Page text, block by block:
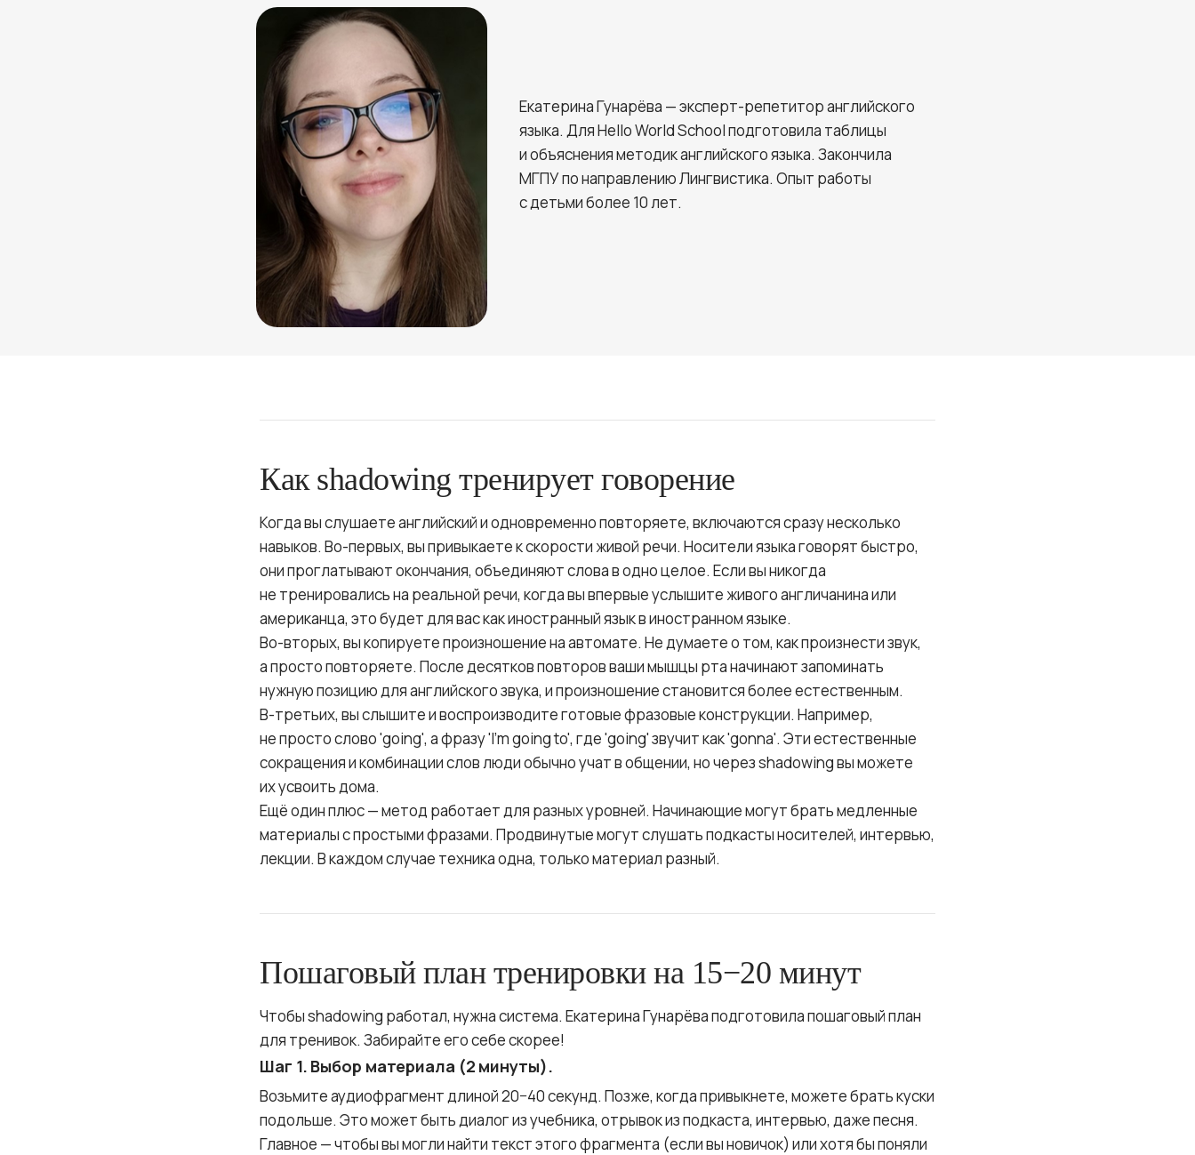
Екатерина Гунарёва — эксперт-репетитор английского
языка. Для Hello World School подготовила таблицы
и объяснения методик английского языка. Закончила
МГПУ по направлению Лингвистика. Опыт работы
с детьми более 10 лет.
Как shadowing тренирует говорение
Когда вы слушаете английский и одновременно повторяете, включаются сразу несколько
навыков. Во-первых, вы привыкаете к скорости живой речи. Носители языка говорят быстро,
они проглатывают окончания, объединяют слова в одно целое. Если вы никогда
не тренировались на реальной речи, когда вы впервые услышите живого англичанина или
американца, это будет для вас как иностранный язык в иностранном языке.
Во-вторых, вы копируете произношение на автомате. Не думаете о том, как произнести звук,
а просто повторяете. После десятков повторов ваши мышцы рта начинают запоминать
нужную позицию для английского звука, и произношение становится более естественным.
В-третьих, вы слышите и воспроизводите готовые фразовые конструкции. Например,
не просто слово 'going', а фразу 'I'm going to', где 'going' звучит как 'gonna'. Эти естественные
сокращения и комбинации слов люди обычно учат в общении, но через shadowing вы можете
их усвоить дома.
Ещё один плюс — метод работает для разных уровней. Начинающие могут брать медленные
материалы с простыми фразами. Продвинутые могут слушать подкасты носителей, интервью,
лекции. В каждом случае техника одна, только материал разный.
Пошаговый план тренировки на 15−20 минут
Чтобы shadowing работал, нужна система. Екатерина Гунарёва подготовила пошаговый план
для тренивок. Забирайте его себе скорее!
Шаг 1. Выбор материала (2 минуты).
Возьмите аудиофрагмент длиной 20−40 секунд. Позже, когда привыкнете, можете брать куски
подольше. Это может быть диалог из учебника, отрывок из подкаста, интервью, даже песня.
Главное — чтобы вы могли найти текст этого фрагмента (если вы новичок) или хотя бы поняли